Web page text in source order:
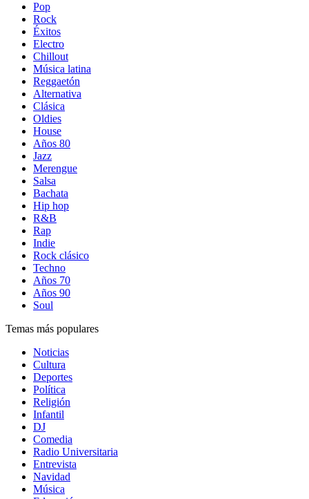
Pop
Rock
Éxitos
Electro
Chillout
Música latina
Reggaetón
Alternativa
Clásica
Oldies
House
Años 80
Jazz
Merengue
Salsa
Bachata
Hip hop
R&B
Rap
Indie
Rock clásico
Techno
Años 70
Años 90
Soul
Temas más populares
Noticias
Cultura
Deportes
Política
Religión
Infantil
DJ
Comedia
Radio Universitaria
Entrevista
Navidad
Música